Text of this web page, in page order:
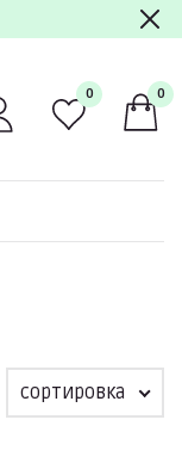
0 0
сортировка